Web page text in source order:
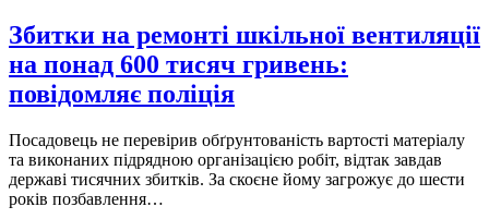
Збитки на ремонті шкільної вентиляції
на понад 600 тисяч гривень:
повідомляє поліція
Посадовець не перевірив обґрунтованість вартості матеріалу
та виконаних підрядною організацією робіт, відтак завдав
державі тисячних збитків. За скоєне йому загрожує до шести
років позбавлення…